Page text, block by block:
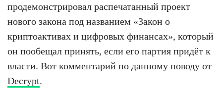
продемонстрировал распечатанный проект
нового закона под названием «Закон о
криптоактивах и цифровых финансах», который
он пообещал принять, если его партия придёт к
власти. Вот комментарий по данному поводу от
Decrypt.